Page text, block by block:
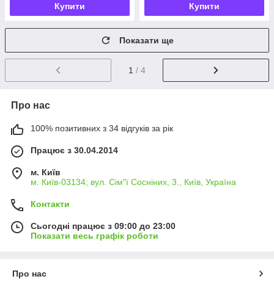
Купити Купити
Показати ще
1 / 4
Про нас
100% позитивних з 34 відгуків за рік
Працює з 30.04.2014
м. Київ
м. Київ-03134; вул. Сім"ї Сосніних, 3., Київ, Україна
Контакти
Сьогодні працює з 09:00 до 23:00
Показати весь графік роботи
Про нас